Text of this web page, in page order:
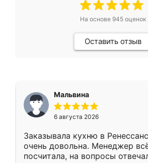
На основе 945оценок
Оставить отзыв
Мальвина
6 августа 2026
Заказывала кухню в
очень довольна. Менеджер
посчитала, на вопросы